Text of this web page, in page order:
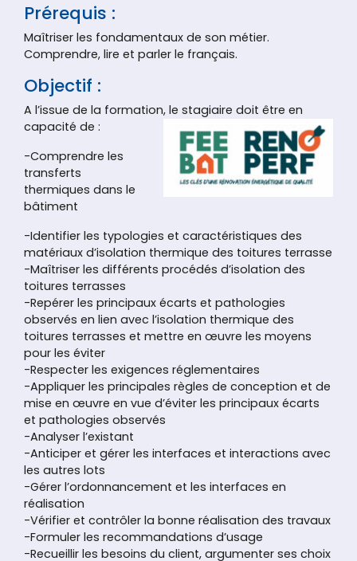
Prérequis :
Maîtriser les fondamentaux de son métier.
Comprendre, lire et parler le français.
Objectif :
A l’issue de la formation, le stagiaire doit être en
capacité de :
-Comprendre les
transferts
thermiques dans le
bâtiment
-Identifier les typologies et caractéristiques des
matériaux d’isolation thermique des toitures terrasse
-Maîtriser les différents procédés d’isolation des
toitures terrasses
-Repérer les principaux écarts et pathologies
observés en lien avec l’isolation thermique des
toitures terrasses et mettre en œuvre les moyens
pour les éviter
-Respecter les exigences réglementaires
-Appliquer les principales règles de conception et de
mise en œuvre en vue d’éviter les principaux écarts
et pathologies observés
-Analyser l’existant
-Anticiper et gérer les interfaces et interactions avec
les autres lots
-Gérer l’ordonnancement et les interfaces en
réalisation
-Vérifier et contrôler la bonne réalisation des travaux
-Formuler les recommandations d’usage
-Recueillir les besoins du client, argumenter ses choix